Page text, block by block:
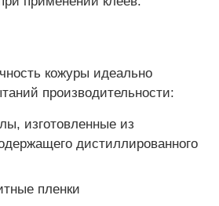
на удар
на абразивное изнашивание
для испытаний
испытаний обуви
кожуры идеально
производительности:
изготовленные из
дистиллированного
пленки